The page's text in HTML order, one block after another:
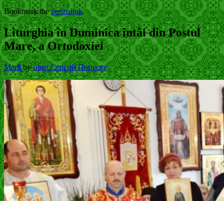
Bookmark thepermalink.
Liturghia în Duminica întâi din Postul
Mare, a Ortodoxiei
Mar8 byпрот.Сергий Попеску